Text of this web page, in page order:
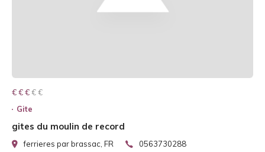
€ € € € €
€ € €
Gite
gites du moulin de record
ferrieres par brassac, FR 0563730288